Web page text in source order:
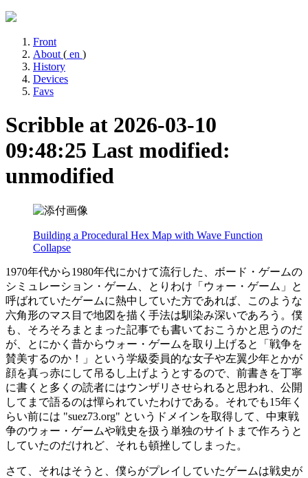
Front
About ( en )
History
Devices
Favs
Scribble at 2026-03-10
09:48:25 Last modified:
unmodified
Building a Procedural Hex Map with Wave Function
Collapse
1970年代から1980年代にかけて流行した、ボード・ゲームの
シミュレーション・ゲーム、とりわけ「ウォー・ゲーム」と
呼ばれていたゲームに熱中していた方であれば、このような
六角形のマス目で地図を描く手法は馴染み深いであろう。僕
も、そろそろまとまった記事でも書いておこうかと思うのだ
が、とにかく昔からウォー・ゲームを取り上げると「戦争を
賛美するのか！」という学級委員的な女子や左翼少年とかが
顔を真っ赤にして吊るし上げようとするので、前書きを丁寧
に書くと多くの読者にはウンザリさせられると思われ、公開
してまで語るのは憚られていたわけである。それでも15年く
らい前には "suez73.org" というドメインを取得して、中東戦
争のウォー・ゲームや戦史を扱う単独のサイトまで作ろうと
していたのだけれど、それも頓挫してしまった。
さて、それはそうと、僕らがプレイしていたゲームは戦史が